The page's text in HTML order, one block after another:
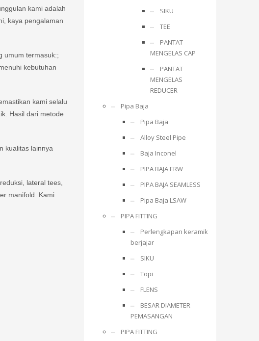
kami adalah
kaya pengalaman
umum termasuk:;
kebutuhan
kami selalu
Hasil dari metode
kualitas lainnya
lateral tees,
manifold. Kami
SIKU
TEE
PANTAT
MENGELAS CAP
PANTAT
MENGELAS
REDUCER
Pipa Baja
Pipa Baja
Alloy Steel Pipe
Baja Inconel
PIPA BAJA ERW
PIPA BAJA SEAMLESS
Pipa Baja LSAW
PIPA FITTING
Perlengkapan keramik
berjajar
SIKU
Topi
FLENS
BESAR DIAMETER
PEMASANGAN
PIPA FITTING